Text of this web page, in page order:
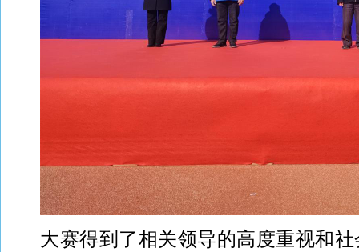
大赛得到了相关领导的高度重视和